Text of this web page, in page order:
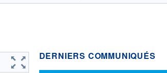
DERNIERS COMMUNIQUÉS